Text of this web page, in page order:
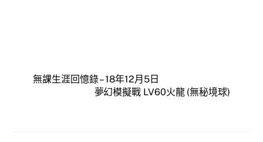
無課生涯回憶錄 – 18年12月5日
夢幻模擬戰 LV60火龍 (無秘境球)